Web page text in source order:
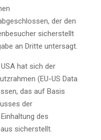
der den
sicherstellt
an Dritte untersagt.
hat sich der
(EU-US Data
das auf Basis
der
des
sicherstellt.